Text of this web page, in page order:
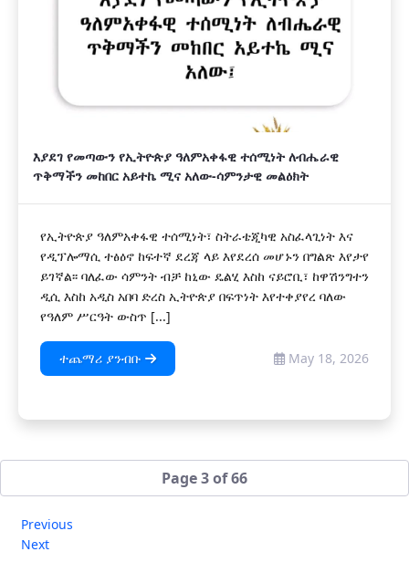
እያደገ የመጣውን የኢትዮጵያ ዓለምአቀፋዊ ተሰሚነት ለብሔራዊ
ጥቅማችን መከበር አይተኬ ሚና አለው-ሳምንታዊ መልዕክት
የኢትዮጵያ ዓለምአቀፋዊ ተሰሚነት፣ ስትራቴጂካዊ አስፈላጊነት እና
የዲፕሎማሲ ተፅዕኖ ከፍተኛ ደረጃ ላይ እየደረሰ መሆኑን በግልጽ እየታየ
ይገኛል፡፡ ባለፈው ሳምንት ብቻ ከኒው ዴልሂ እስከ ናይሮቢ፣ ከዋሽንግተን
ዲሲ እስከ አዲስ አበባ ድረስ ኢትዮጵያ በፍጥነት እየተቀያየረ ባለው
የዓለም ሥርዓት ውስጥ [...]
ተጨማሪ ያንብቡ May 18, 2026
Page 3 of 66
Previous
Next